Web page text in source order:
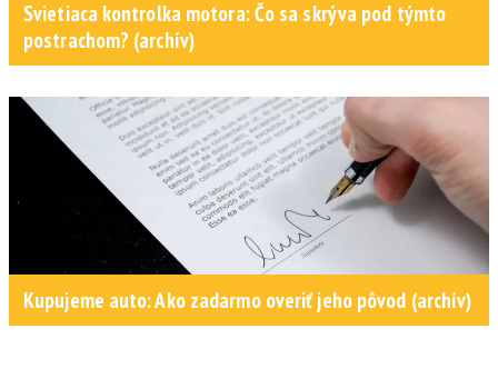
Svietiaca kontrolka motora: Čo sa skrýva pod týmto
postrachom? (archív)
Kupujeme auto: Ako zadarmo overiť jeho pôvod (archív)